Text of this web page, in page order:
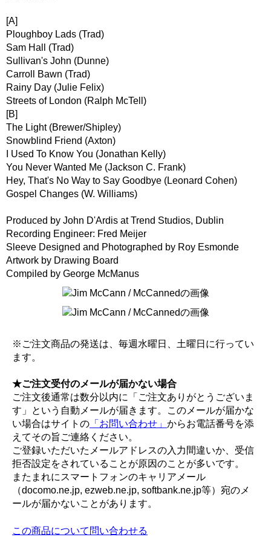
[A]
Ploughboy Lads (Trad)
Sam Hall (Trad)
Sullivan's John (Dunne)
Carroll Bawn (Trad)
Rainy Day (Julie Felix)
Streets of London (Ralph McTell)
[B]
The Light (Brewer/Shipley)
Snowblind Friend (Axton)
I Used To Know You (Jonathan Kelly)
You Never Wanted Me (Jackson C. Frank)
Hey, That's No Way to Say Goodbye (Leonard Cohen)
Gospel Changes (W. Williams)
Produced by John D'Ardis at Trend Studios, Dublin
Recording Engineer: Fred Meijer
Sleeve Designed and Photographed by Roy Esmonde
Artwork by Drawing Board
Compiled by George McManus
※ご注文商品の発送は、毎週水曜日、土曜日に行ってい
ます。
★ご注文受付のメールが届かない場合
ご注文後通常は数分以内に「ご注文ありがとうございま
す」という自動メールが届きます。このメールが届かな
い場合はサイトの 「お問い合わせ」 からお電話番号を添
えてその旨ご連絡ください。
ご登録いただいたメールアドレスの入力間違いか、受信
拒否設定をされていることが原因のことが多いです。
またまれにスマートフォンのキャリアメール
（docomo.ne.jp, ezweb.ne.jp, softbank.ne.jp等）宛のメ
ールが届かないことがあります。
この商品について問い合わせる